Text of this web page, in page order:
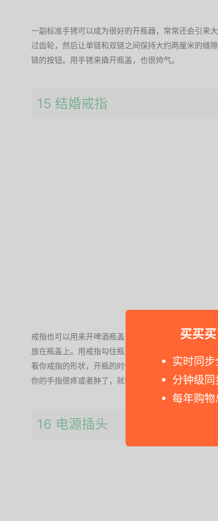
买买
实时同
分钟级
每年购
一副标准手铐可以成为很好的开瓶器，常常还会引来
过齿轮，然后让单链和双链之间保持大约两厘米的缝
链的按钮。用手铐来撬开瓶盖，也很帅气。
15 结婚戒指
戒指也可以用来开啤酒瓶盖，用没戴戒指的那只手抓
放在瓶盖上。用戒指勾住瓶盖距离你手掌最远的位置
看你戒指的形状，开瓶的时候你的无名指可能会有点
你的手指很疼或者肿了，就别这样干了。
16 电源插头